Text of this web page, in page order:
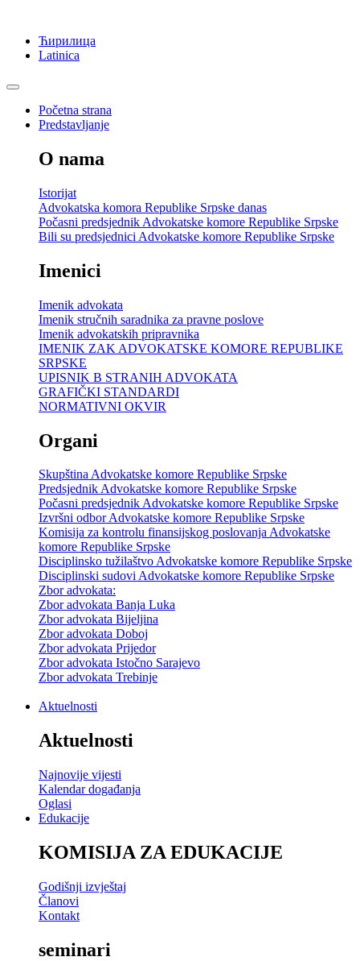
Ћирилица
Latinica
Početna strana
Predstavljanje
O nama
Istorijat
Advokatska komora Republike Srpske danas
Počasni predsjednik Advokatske komore Republike Srpske
Bili su predsjednici Advokatske komore Republike Srpske
Imenici
Imenik advokata
Imenik stručnih saradnika za pravne poslove
Imenik advokatskih pripravnika
IMENIK ZAK ADVOKATSKE KOMORE REPUBLIKE
SRPSKE
UPISNIK B STRANIH ADVOKATA
GRAFIČKI STANDARDI
NORMATIVNI OKVIR
Organi
Skupština Advokatske komore Republike Srpske
Predsjednik Advokatske komore Republike Srpske
Počasni predsjednik Advokatske komore Republike Srpske
Izvršni odbor Advokatske komore Republike Srpske
Komisija za kontrolu finansijskog poslovanja Advokatske
komore Republike Srpske
Disciplinsko tužilaštvo Advokatske komore Republike Srpske
Disciplinski sudovi Advokatske komore Republike Srpske
Zbor advokata:
Zbor advokata Banja Luka
Zbor advokata Bijeljina
Zbor advokata Doboj
Zbor advokata Prijedor
Zbor advokata Istočno Sarajevo
Zbor advokata Trebinje
Aktuelnosti
Aktuelnosti
Najnovije vijesti
Kalendar događanja
Oglasi
Edukacije
KOMISIJA ZA EDUKACIJE
Godišnji izvještaj
Članovi
Kontakt
seminari